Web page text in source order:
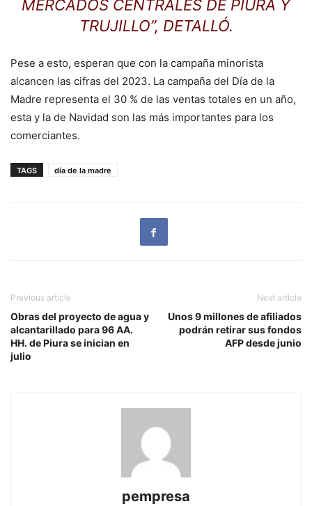
MERCADOS CENTRALES DE PIURA Y
TRUJILLO”, DETALLÓ.
Pese a esto, esperan que con la campaña minorista
alcancen las cifras del 2023. La campaña del Día de la
Madre representa el 30 % de las ventas totales en un año,
esta y la de Navidad son las más importantes para los
comerciantes.
TAGS día de la madre
Previous article
Obras del proyecto de agua y
alcantarillado para 96 AA.
HH. de Piura se inician en
julio
Next article
Unos 9 millones de afiliados
podrán retirar sus fondos
AFP desde junio
pempresa